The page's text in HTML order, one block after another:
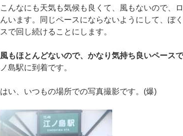
こんなにも天気も気候も良くて、風もないので、
んいます。同じペースにならないようにして、ぼ
スで回し続けることにします。
風もほとんどないので、かなり気持ち良いペースで
ノ島駅に到着です。
はい、いつもの場所での写真撮影です。(爆)